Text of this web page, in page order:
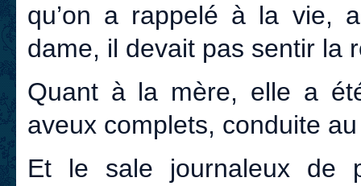
qu’on a rappelé à la vie,
dame, il devait pas sentir la
Quant à la mère, elle a
aveux complets, conduite
Et le sale journaleux de